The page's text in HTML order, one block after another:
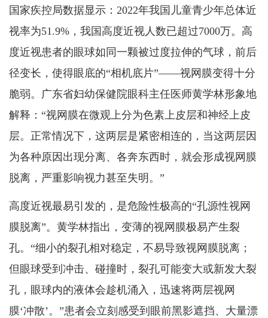
国家疾控局数据显示：2022年我国儿童青少年总体近
视率为51.9%，我国高度近视人数已超过7000万。高
度近视患者的眼球如同一颗被过度拉伸的气球，前后
径变长，使得眼底的“相机底片”——视网膜变得十分
脆弱。广东省妇幼保健院眼科主任医师黄学林形象地
解释：“视网膜在微观上分为色素上皮层和神经上皮
层。正常情况下，这两层是紧密相连的，当这两层因
为各种原因出现分离、各奔东西时，就会形成视网膜
脱离，严重影响视力甚至失明。”
高度近视最易引发的，是危险性极高的“孔源性视网
膜脱离”。黄学林指出，变薄的视网膜极易产生裂
孔。“细小的裂孔相对稳定，不易导致视网膜脱离；
但眼球受到冲击、碰撞时，裂孔可能变大或新发大裂
孔，眼球内的液体会趁机涌入，迅速将两层视网
膜‘冲散’。”患者会立刻感受到眼前黑影遮挡、大量漂